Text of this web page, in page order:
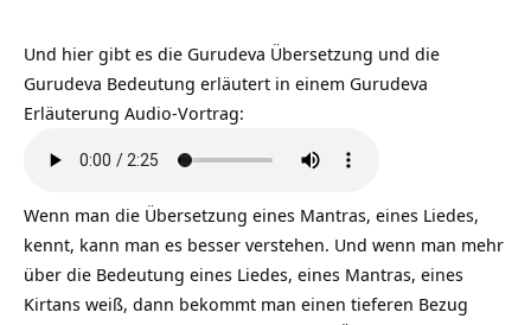
Und hier gibt es die Gurudeva Übersetzung und die
Gurudeva Bedeutung erläutert in einem Gurudeva
Erläuterung Audio-Vortrag:
Wenn man die Übersetzung eines Mantras, eines Liedes,
kennt, kann man es besser verstehen. Und wenn man mehr
über die Bedeutung eines Liedes, eines Mantras, eines
Kirtans weiß, dann bekommt man einen tieferen Bezug